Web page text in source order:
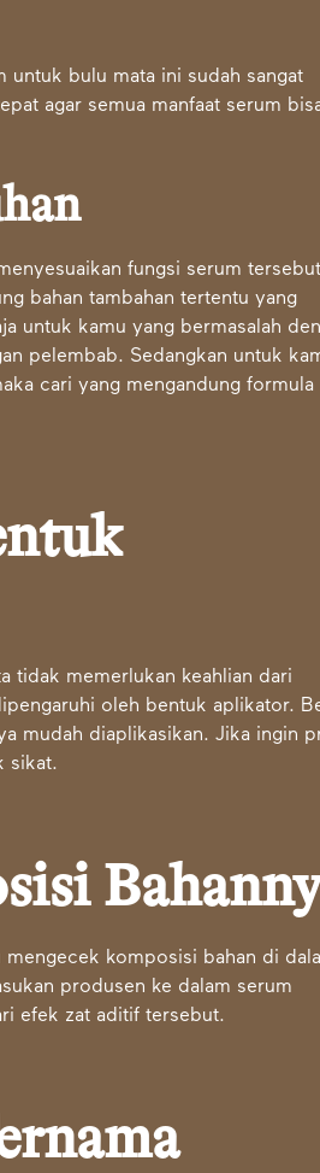
untuk bulu mata ini sudah sangat
agar semua manfaat serum
fungsi serum tersebut
bahan tambahan tertentu yang
untuk kamu yang bermasalah
pelembab. Sedangkan untuk
cari yang mengandung formula
tidak memerlukan keahlian dari
oleh bentuk aplikator.
mudah diaplikasikan. Jika ingin
sikat.
komposisi bahan di
produsen ke dalam serum
efek zat aditif tersebut.